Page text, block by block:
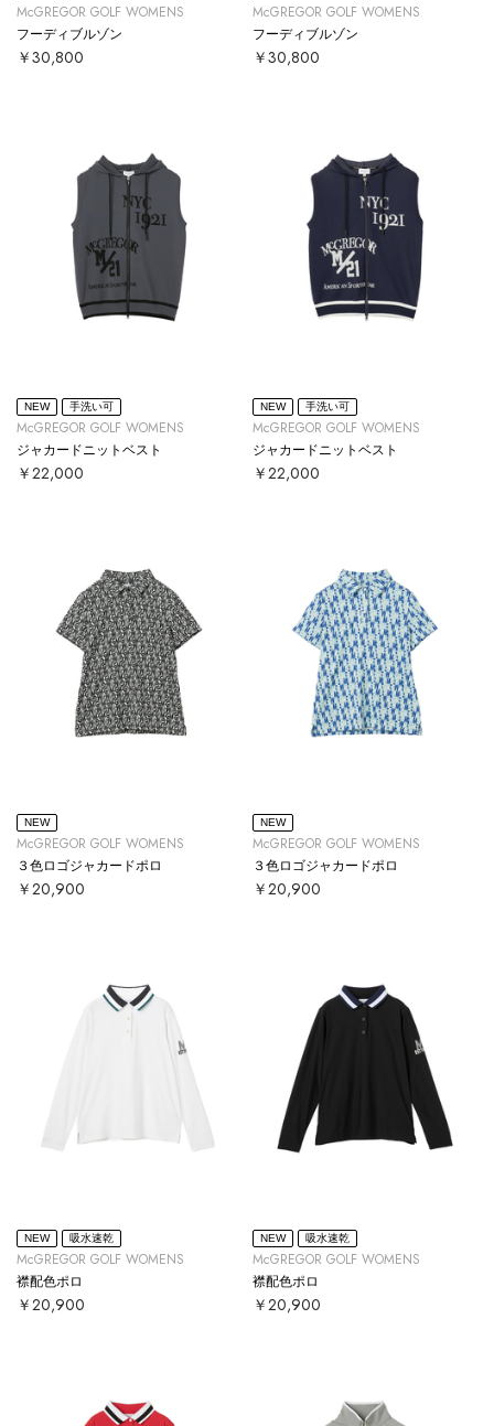
McGREGOR GOLF WOMENS
フーディブルゾン
￥30,800
McGREGOR GOLF WOMENS
フーディブルゾン
￥30,800
NEW 手洗い可
McGREGOR GOLF WOMENS
ジャカードニットベスト
￥22,000
NEW 手洗い可
McGREGOR GOLF WOMENS
ジャカードニットベスト
￥22,000
NEW
McGREGOR GOLF WOMENS
３色ロゴジャカードポロ
￥20,900
NEW
McGREGOR GOLF WOMENS
３色ロゴジャカードポロ
￥20,900
NEW 吸水速乾
McGREGOR GOLF WOMENS
襟配色ポロ
￥20,900
NEW 吸水速乾
McGREGOR GOLF WOMENS
襟配色ポロ
￥20,900